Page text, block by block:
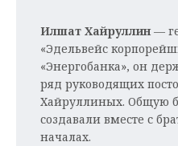
Илшат Хайруллин —
«Эдельвейс
«Энергобанка», он
ряд руководящих
Хайруллиных. Общую
создавали вместе с
началах.